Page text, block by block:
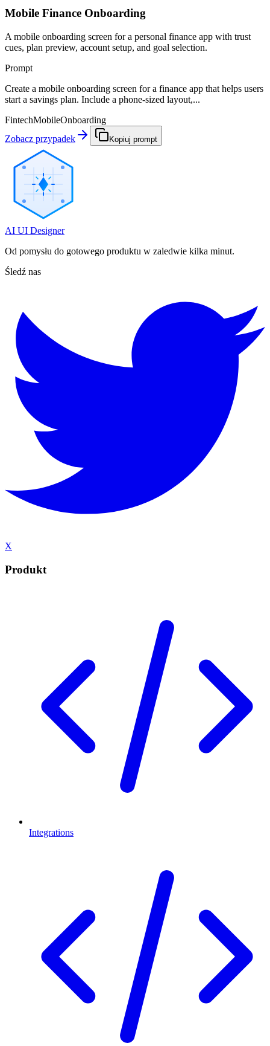
Mobile Finance Onboarding
A mobile onboarding screen for a personal finance app with trust
cues, plan preview, account setup, and goal selection.
Prompt
Create a mobile onboarding screen for a finance app that helps users
start a savings plan. Include a phone-sized layout,...
FintechMobileOnboarding
Zobacz przypadek
Kopiuj prompt
AI UI Designer
Od pomysłu do gotowego produktu w zaledwie kilka minut.
Śledź nas
X
Produkt
Integrations